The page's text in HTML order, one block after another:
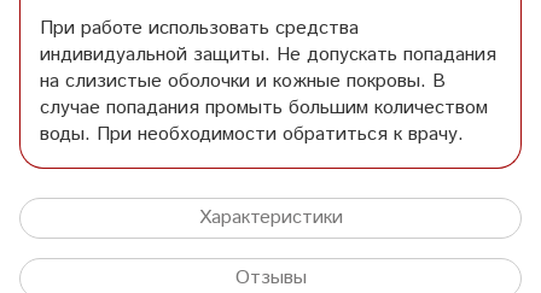
При работе использовать средства
индивидуальной защиты. Не допускать попадания
на слизистые оболочки и кожные покровы. В
случае попадания промыть большим количеством
воды. При необходимости обратиться к врачу.
Характеристики
Отзывы